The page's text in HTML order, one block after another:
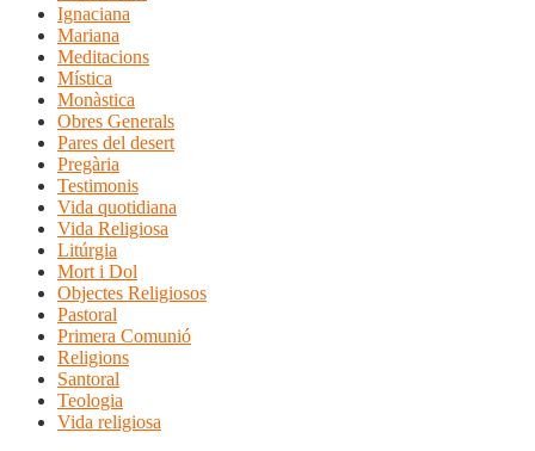
Ignaciana
Mariana
Meditacions
Mística
Monàstica
Obres Generals
Pares del desert
Pregària
Testimonis
Vida quotidiana
Vida Religiosa
Litúrgia
Mort i Dol
Objectes Religiosos
Pastoral
Primera Comunió
Religions
Santoral
Teologia
Vida religiosa